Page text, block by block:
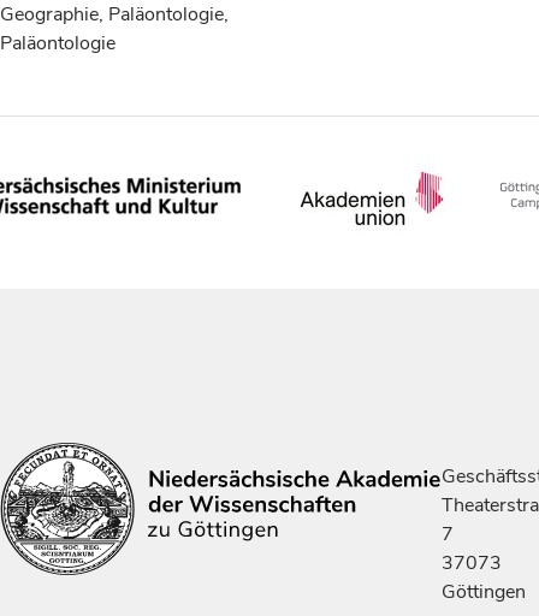
Geographie, Paläontologie,
Paläontologie
7
37073
Göttingen